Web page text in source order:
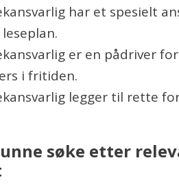
har et spesielt
er en pådriver
i fritiden.
legger til rette
søke etter